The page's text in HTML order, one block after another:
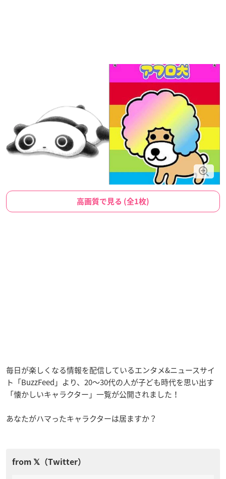
高画質で見る (全1枚)
毎日が楽しくなる情報を配信しているエンタメ&ニュースサイ
ト「BuzzFeed」より、20〜30代の人が子ども時代を思い出す
「懐かしいキャラクター」一覧が公開されました！
あなたがハマったキャラクターは居ますか？